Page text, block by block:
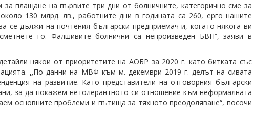
плащане на първите три дни от болничните, категорично сме за
130 млрд. лв., работните дни в годината са 260, ерго нашите
дължи на почтения български предприемач и, когато някога ви
го. Фалшивите болнични са непроизведен БВП“, заяви в
някои от приоритетите на АОБР за 2020 г. като битката със
„По данни на МВФ към м. декември 2019 г. делът на сивата
на развитие. Като представители на отговорния български
за да покажем нетолерантното си отношение към неформалната
основните проблеми и пътища за тяхното преодоляване“, посочи